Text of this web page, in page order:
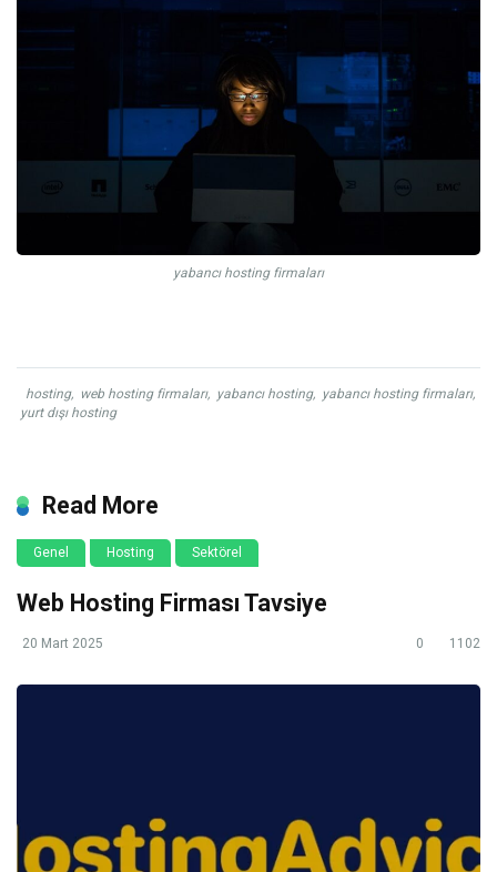
yabancı hosting firmaları
hosting, web hosting firmaları, yabancı hosting, yabancı hosting firmaları,
yurt dışı hosting
Read More
Genel Hosting Sektörel
Web Hosting Firması Tavsiye
20 Mart 2025 0 1102